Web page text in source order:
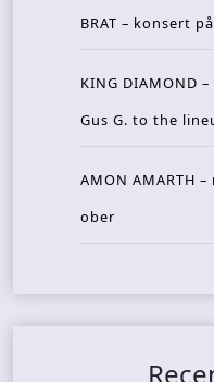
BRAT – konsert
KING DIAMOND
Gus G. to the
AMON AMARTH
ober